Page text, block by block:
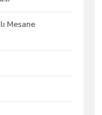
Mesane